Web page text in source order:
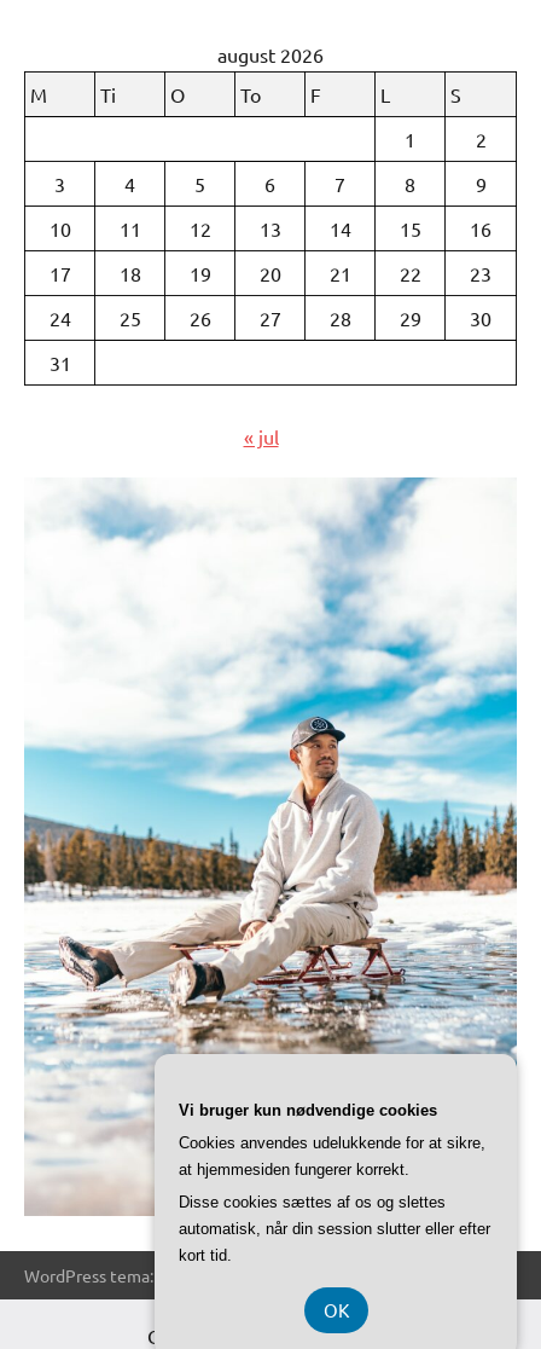
august 2026
M
Ti O To F L
S
1
2
3
4 5 6 7 8
9
10
11 12 13 14 15
16
17
18 19 20 21 22
23
24
25 26 27 28 29
30
31
« jul
WordPress tema: Dynamico by ThemeZee.
CVR-Nummer DK-3740 7739
Vi bruger kun nødvendige cookies
Cookies anvendes udelukkende for at sikre,
at hjemmesiden fungerer korrekt.
Disse cookies sættes af os og slettes
automatisk, når din session slutter eller efter
kort tid.
OK